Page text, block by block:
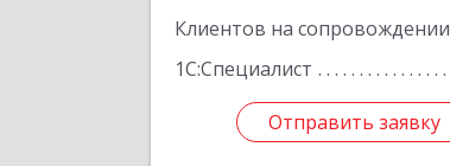
Клиентов на сопровождении
1С:Специалист
Отправить заявку
Отправить заявку